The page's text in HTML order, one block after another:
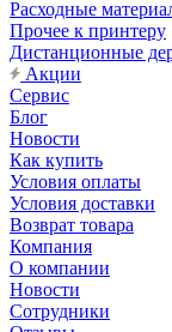
Расходные
Прочее к принтеру
Дистанционные
Акции
Сервис
Блог
Новости
Как купить
Условия оплаты
Условия доставки
Возврат товара
Компания
О компании
Новости
Сотрудники